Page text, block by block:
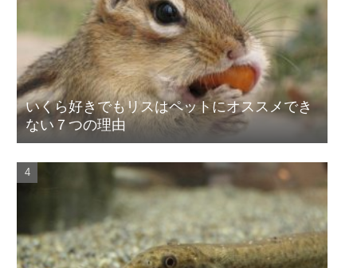
いくら好きでもリスはペットにオススメでき
ない７つの理由